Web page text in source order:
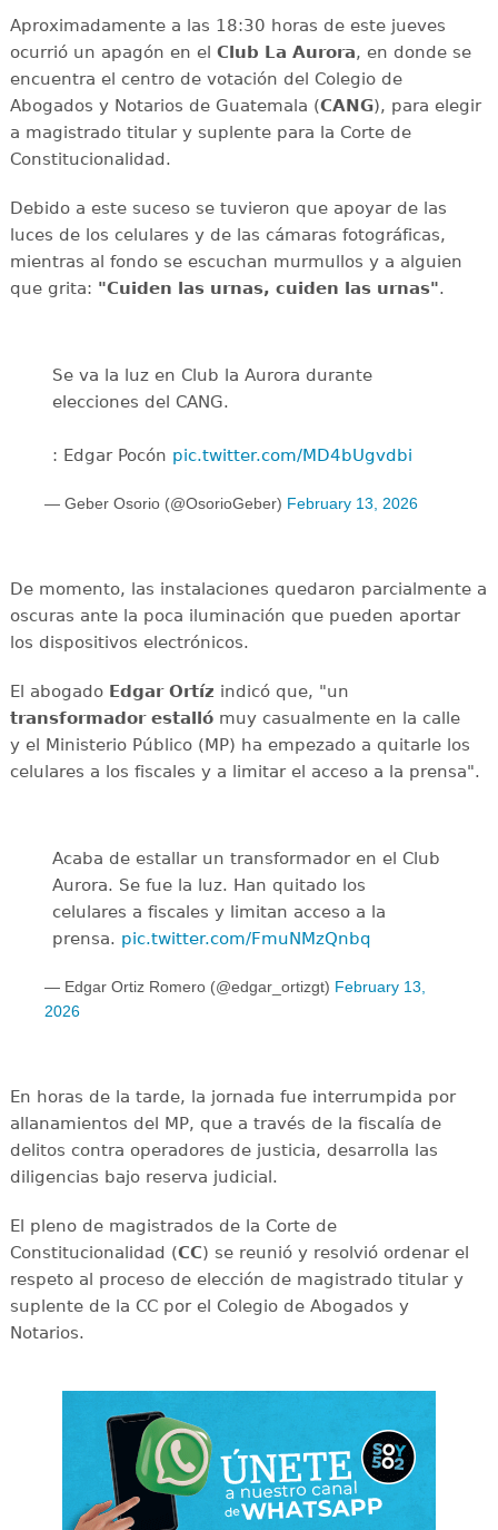
Aproximadamente a las 18:30 horas de este jueves
ocurrió un apagón en el Club La Aurora, en donde se
encuentra el centro de votación del Colegio de
Abogados y Notarios de Guatemala (CANG), para elegir
a magistrado titular y suplente para la Corte de
Constitucionalidad.
Debido a este suceso se tuvieron que apoyar de las
luces de los celulares y de las cámaras fotográficas,
mientras al fondo se escuchan murmullos y a alguien
que grita: "Cuiden las urnas, cuiden las urnas".
Se va la luz en Club la Aurora durante
elecciones del CANG.
: Edgar Pocón pic.twitter.com/MD4bUgvdbi
— Geber Osorio (@OsorioGeber) February 13, 2026
De momento, las instalaciones quedaron parcialmente a
oscuras ante la poca iluminación que pueden aportar
los dispositivos electrónicos.
El abogado Edgar Ortíz indicó que, "un
transformador estallómuy casualmente en la calle
y el Ministerio Público (MP) ha empezado a quitarle los
celulares a los fiscales y a limitar el acceso a la prensa".
Acaba de estallar un transformador en el Club
Aurora. Se fue la luz. Han quitado los
celulares a fiscales y limitan acceso a la
prensa. pic.twitter.com/FmuNMzQnbq
— Edgar Ortiz Romero (@edgar_ortizgt) February 13,
2026
En horas de la tarde, la jornada fue interrumpida por
allanamientos del MP, que a través de la fiscalía de
delitos contra operadores de justicia, desarrolla las
diligencias bajo reserva judicial.
El pleno de magistrados de la Corte de
Constitucionalidad (CC) se reunió y resolvió ordenar el
respeto al proceso de elección de magistrado titular y
suplente de la CC por el Colegio de Abogados y
Notarios.